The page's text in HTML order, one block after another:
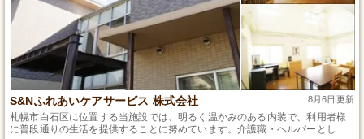
S&Nふれあいケアサービス 株式会社 8月6日更新
札幌市白石区に位置する当施設では、明るく温かみのある内装で、利用者様
に普段通りの生活を提供することに努めています。介護職・ヘルパーとし